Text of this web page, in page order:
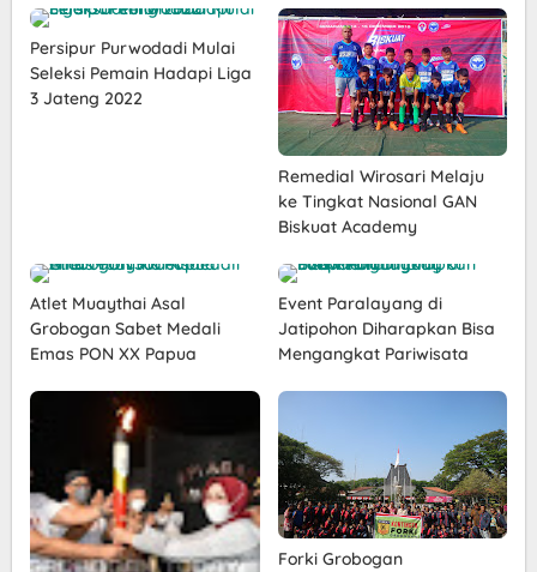
Persipur Purwodadi Mulai
Seleksi Pemain Hadapi Liga
3 Jateng 2022
Remedial Wirosari Melaju
ke Tingkat Nasional GAN
Biskuat Academy
Atlet Muaythai Asal
Grobogan Sabet Medali
Emas PON XX Papua
Event Paralayang di
Jatipohon Diharapkan Bisa
Mengangkat Pariwisata
Forki Grobogan